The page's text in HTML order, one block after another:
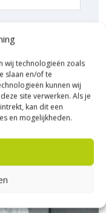
wij technologieën zoals
slaan en/of te
kunnen wij
site verwerken. Als je
kan dit een
en mogelijkheden.